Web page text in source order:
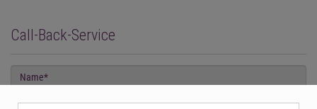
Call-Back-Service